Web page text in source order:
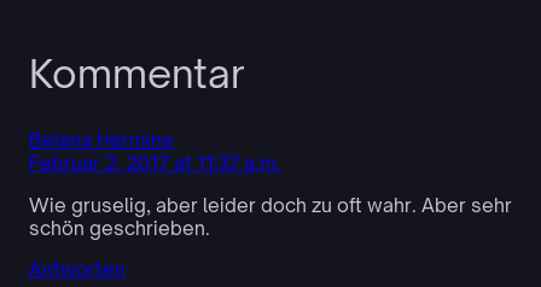
Kommentar
Belana Hermine
Februar 2, 2017 at 11:37 a.m.
Wie gruselig, aber leider doch zu oft wahr. Aber sehr
schön geschrieben.
Antworten